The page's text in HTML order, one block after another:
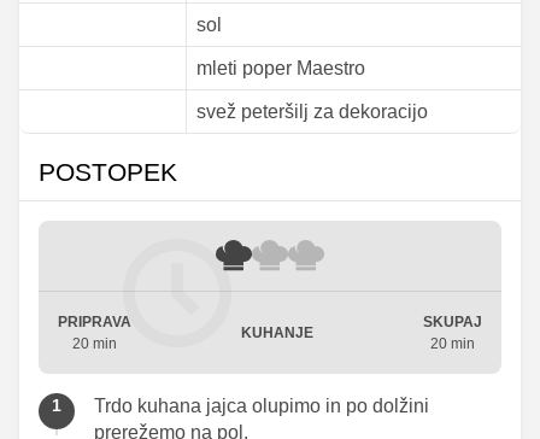
sol
mleti poper Maestro
svež peteršilj za dekoracijo
POSTOPEK
PRIPRAVA
20 min
KUHANJE
SKUPAJ
20 min
Trdo kuhana jajca olupimo in po dolžini
prerežemo na pol.